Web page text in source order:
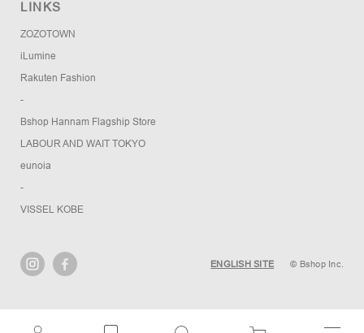
LINKS
ZOZOTOWN
iLumine
Rakuten Fashion
-
Bshop Hannam Flagship Store
LABOUR AND WAIT TOKYO
eunoia
-
VISSEL KOBE
ENGLISH SITE © Bshop Inc.